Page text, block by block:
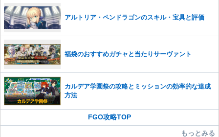
アルトリア・ペンドラゴンのスキル・宝具と評価
福袋のおすすめガチャと当たりサーヴァント
カルデア学園祭の攻略とミッションの効率的な達成
方法
FGO攻略TOP
もっとみる